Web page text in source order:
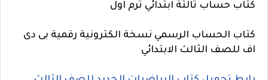
كتاب حساب تالتة ابتدائي ترم اول
كتاب الحساب الرسمي نسخة الكترونية رقمية بى دى
اف للصف الثالث الابتدائي